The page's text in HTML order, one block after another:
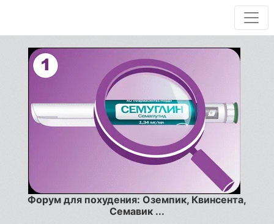
Форум для похудения: Оземпик, Квинсента,
Семавик ...